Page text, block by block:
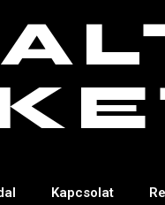
Kapcsolat